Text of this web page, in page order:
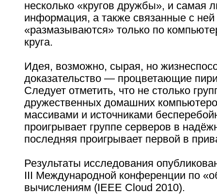
несколько «кругов дружбы», и самая
информация, а также связанные с
«размазываются» только по
круга.
Идея, возможно, сырая, но
доказательство — процветающие
Следует отметить, что не столько
дружественных домашних
массивами и источниками
проигрывает группе серверов в
последняя проигрывает первой в
Результаты исследования
III Международной конференции по
вычислениям (IEEE Cloud 2010).